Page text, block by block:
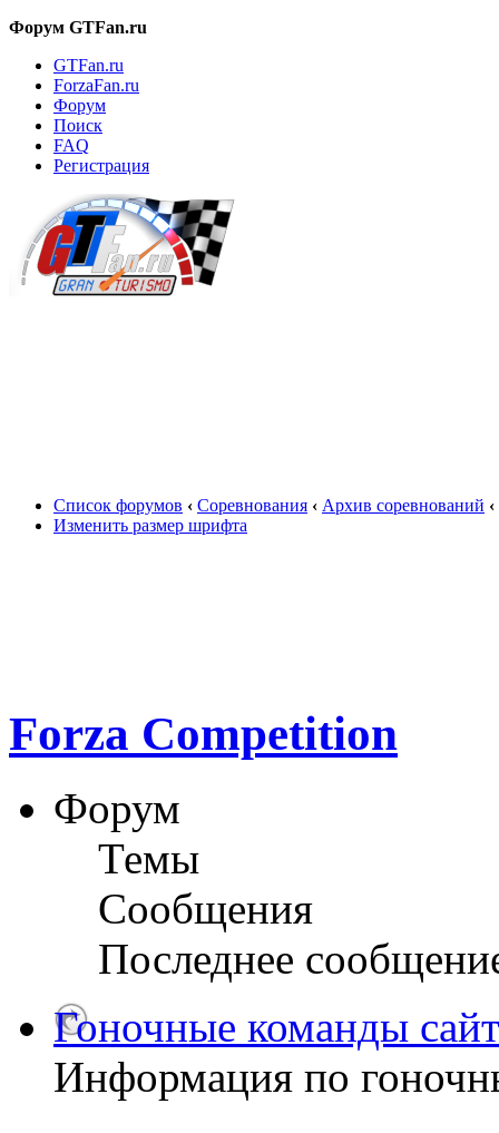
Форум GTFan.ru
GTFan.ru
ForzaFan.ru
Форум
Поиск
FAQ
Регистрация
Список форумов ‹ Соревнования ‹ Архив соревнований ‹
Изменить размер шрифта
Forza Competition
Форум
Темы
Сообщения
Последнее
Гоночные команды
Информация по